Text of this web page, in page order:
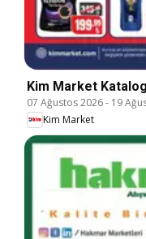
Kim Market
07 Ağustos 2026- 19
Kim Market